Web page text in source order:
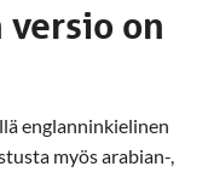
on
englanninkielinen
myös arabian-,